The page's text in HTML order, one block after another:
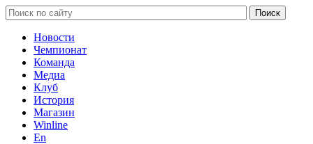
Новости
Чемпионат
Команда
Медиа
Клуб
История
Магазин
Winline
En